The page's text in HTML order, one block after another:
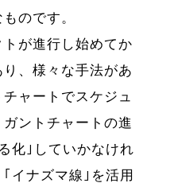
のです。
が進行し始めてか
、様々な手法があ
ャートでスケジュ
ントチャートの進
化｣していかなけれ
イナズマ線｣を活用